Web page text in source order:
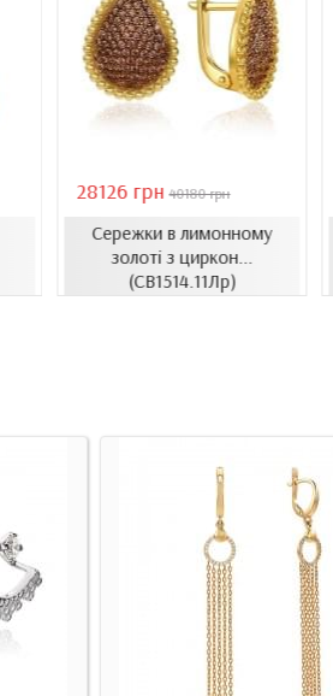
28126 грн 40180 грн
Сережки в лимонному
золоті з циркон...
(СВ1514.11Лр)